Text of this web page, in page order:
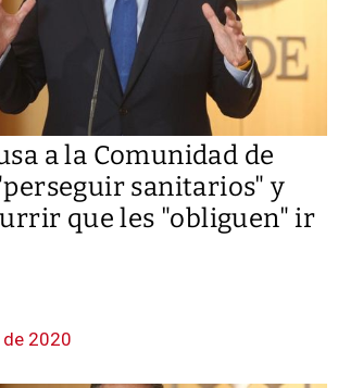
a la Comunidad de
sanitarios" y
que les "obliguen" ir
2020